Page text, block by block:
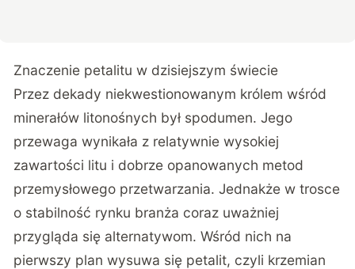
Znaczenie petalitu w dzisiejszym świecie
Przez dekady niekwestionowanym królem wśród
minerałów litonośnych był spodumen. Jego
przewaga wynikała z relatywnie wysokiej
zawartości litu i dobrze opanowanych metod
przemysłowego przetwarzania. Jednakże w trosce
o stabilność rynku branża coraz uważniej
przygląda się alternatywom. Wśród nich na
pierwszy plan wysuwa się petalit, czyli krzemian